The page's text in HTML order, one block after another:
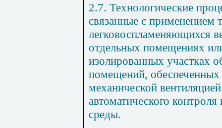
2.7. Технологические
связанные с
легковоспламеняющихся
отдельных помещениях
изолированных участках
помещений,
механической
автоматического
среды.